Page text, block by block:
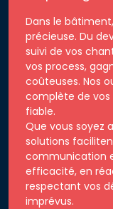
Dans le
précieuse. Du
suivi de vos
vos process,
coûteuses. Nos
complète de vos
fiable.
Que vous soyez
solutions
communication
efficacité, en
respectant vos
imprévus.